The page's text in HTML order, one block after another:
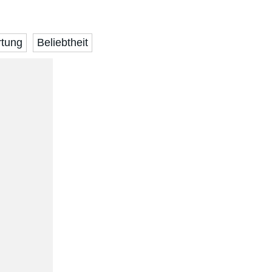
Beliebtheit